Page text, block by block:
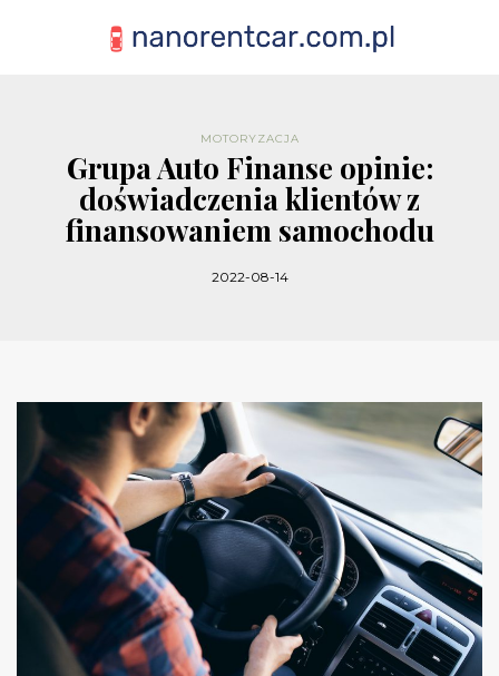
MOTORYZACJA
Grupa Auto Finanse opinie:
doświadczenia klientów z
finansowaniem samochodu
2022-08-14